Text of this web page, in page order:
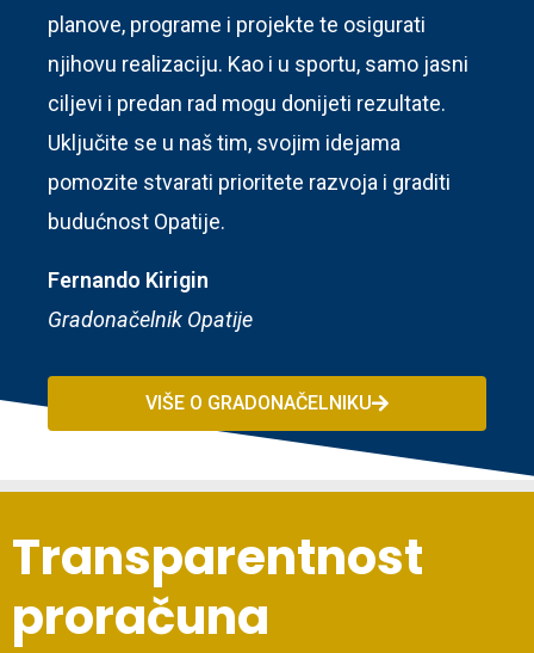
planove, programe i projekte te osigurati
njihovu realizaciju. Kao i u sportu, samo jasni
ciljevi i predan rad mogu donijeti rezultate.
Uključite se u naš tim, svojim idejama
pomozite stvarati prioritete razvoja i graditi
budućnost Opatije.
Fernando Kirigin
Gradonačelnik Opatije
VIŠE O GRADONAČELNIKU
Transparentnost
proračuna